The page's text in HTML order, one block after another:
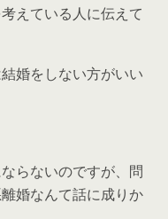
えている人に伝えて
婚をしない方がいい
らないのですが、問
婚なんて話に成りか